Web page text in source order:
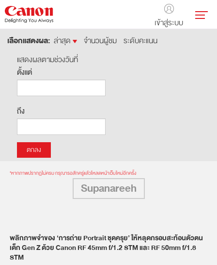
เข้าสู่ระบบ
เลือกแสดงผล: ล่าสุด จำนวนผู้ชม ระดับคะแนน
แสดงผลตามช่วงวันที่
ตั้งแต่
ถึง
*หากภาพปรากฏไม่ครบ กรุณารอสักครู่แล้วโหลดหน้าเว็บใหม่อีกครั้ง
Supanareeh
พลิกภาพจำของ ‘การถ่าย Portrait ชุดครุย’ ให้หลุดกรอบสะท้อนตัวตน
เด็ก Gen Z ด้วย Canon RF 45mm f/1.2 STM และ RF 50mm f/1.8
STM